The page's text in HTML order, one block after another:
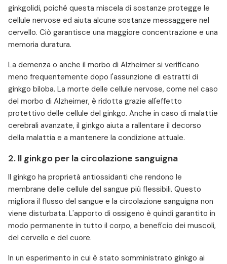
ginkgolidi, poiché questa miscela di sostanze protegge le
cellule nervose ed aiuta alcune sostanze messaggere nel
cervello. Ciò garantisce una maggiore concentrazione e una
memoria duratura.
La demenza o anche il morbo di Alzheimer si verificano
meno frequentemente dopo l'assunzione di estratti di
ginkgo biloba. La morte delle cellule nervose, come nel caso
del morbo di Alzheimer, è ridotta grazie all'effetto
protettivo delle cellule del ginkgo. Anche in caso di malattie
cerebrali avanzate, il ginkgo aiuta a rallentare il decorso
della malattia e a mantenere la condizione attuale.
2. Il ginkgo per la circolazione sanguigna
Il ginkgo ha proprietà antiossidanti che rendono le
membrane delle cellule del sangue più flessibili. Questo
migliora il flusso del sangue e la circolazione sanguigna non
viene disturbata. L'apporto di ossigeno è quindi garantito in
modo permanente in tutto il corpo, a beneficio dei muscoli,
del cervello e del cuore.
In un esperimento in cui è stato somministrato ginkgo ai